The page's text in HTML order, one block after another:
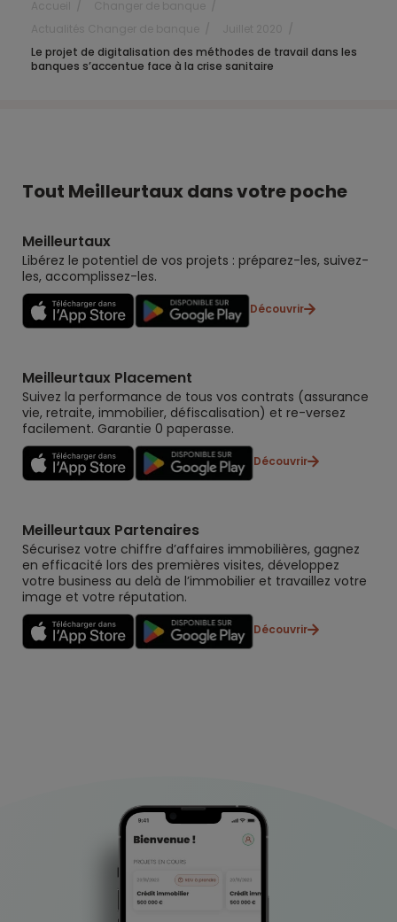
Le projet de digitalisation des méthodes de travail dans les
banques s’accentue face à la crise sanitaire
Tout Meilleurtaux dans votre poche
Meilleurtaux
Libérez le potentiel de vos projets : préparez-les, suivez-
les, accomplissez-les.
Découvrir
Meilleurtaux Placement
Suivez la performance de tous vos contrats (assurance
vie, retraite, immobilier, défiscalisation) et re-versez
facilement. Garantie 0 paperasse.
Découvrir
Meilleurtaux Partenaires
Sécurisez votre chiffre d’affaires immobilières, gagnez
en efficacité lors des premières visites, développez
votre business au delà de l’immobilier et travaillez votre
image et votre réputation.
Découvrir